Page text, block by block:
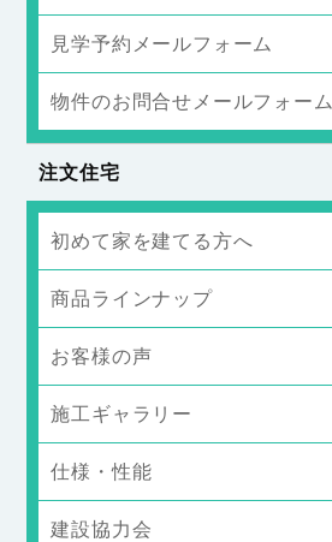
見学予約メールフォーム
物件のお問合せメールフォーム
注文住宅
初めて家を建てる方へ
商品ラインナップ
お客様の声
施工ギャラリー
仕様・性能
建設協力会